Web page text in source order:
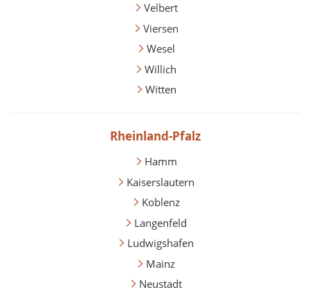
Velbert
Viersen
Wesel
Willich
Witten
Rheinland-Pfalz
Hamm
Kaiserslautern
Koblenz
Langenfeld
Ludwigshafen
Mainz
Neustadt